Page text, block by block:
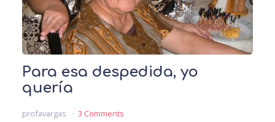
Para esa despedida, yo
quería
profavargas 3 Comments